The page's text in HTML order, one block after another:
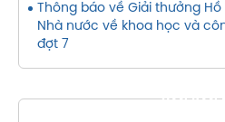
Thông báo về Giải thưởng
Nhà nước về khoa học và
đợt 7
VĂN BẢN